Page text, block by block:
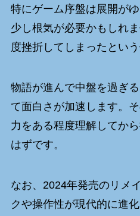
特にゲーム序盤は展開が
少し根気が必要かもしれ
度挫折してしまったとい
物語が進んで中盤を過ぎ
て面白さが加速します。
力をある程度理解してか
はずです。
なお、2024年発売のリメ
クや操作性が現代的に進